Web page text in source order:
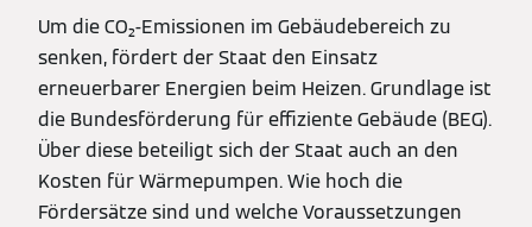
Um die CO₂-Emissionen im Gebäudebereich zu
senken, fördert der Staat den Einsatz
erneuerbarer Energien beim Heizen. Grundlage ist
die Bundesförderung für effiziente Gebäude (BEG).
Über diese beteiligt sich der Staat auch an den
Kosten für Wärmepumpen. Wie hoch die
Fördersätze sind und welche Voraussetzungen